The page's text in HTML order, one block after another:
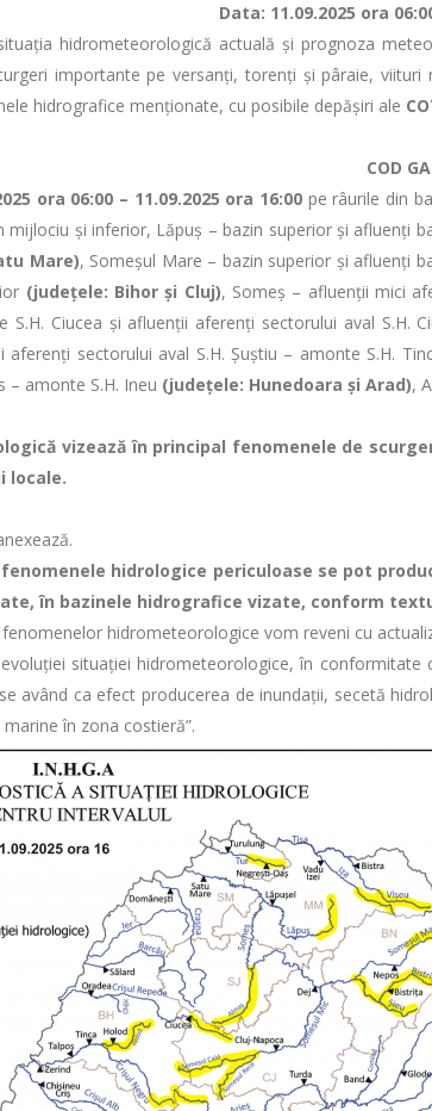
Data: 11.09.2025 ora
actuală şi prognoza
importante pe versanţi, torenţi şi pâraie,
hidrografice menţionate, cu posibile depăşiri ale
COD
06:00 – 11.09.2025 ora 16:00 pe râurile din
mijlociu şi inferior, Lăpuș – bazin superior şi afluenţi
Mare), Someşul Mare – bazin superior şi afluenţi
(judeţele: Bihor şi Cluj), Someş – afluenţii mici
S.H. Ciucea și afluenții aferenți sectorului aval S.H.
aferenţi sectorului aval S.H. Şuștiu – amonte S.H.
– amonte S.H. Ineu (judeţele: Hunedoara și Arad),
vizează în principal fenomenele de
locale.
hidrologice periculoase se pot
în bazinele hidrografice vizate, conform
hidrometeorologice vom reveni cu
situației hidrometeorologice, în conformitate
având ca efect producerea de inundații, secetă
în zona costieră”.